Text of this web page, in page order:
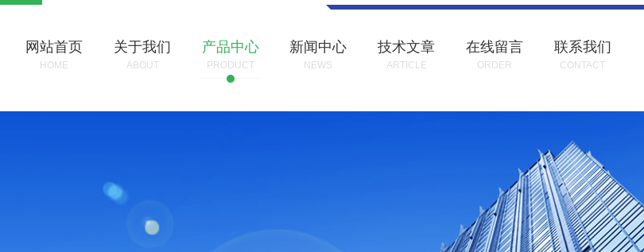
网站首页
HOME
关于我们
ABOUT
产品中心
PRODUCT
新闻中心
NEWS
技术文章
ARTICLE
在线留言
ORDER
联系我们
CONTACT